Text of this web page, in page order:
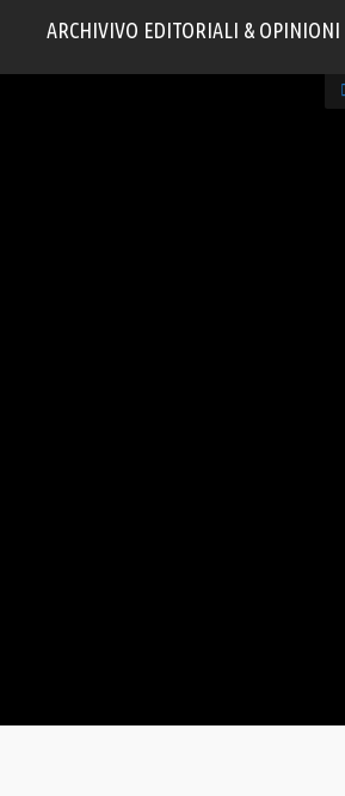
ARCHIVIVO EDITORIALI & OPINIONI